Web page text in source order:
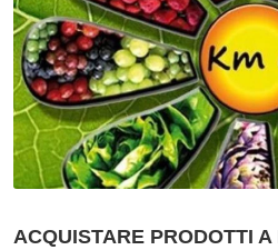
ACQUISTARE PRODOTTI